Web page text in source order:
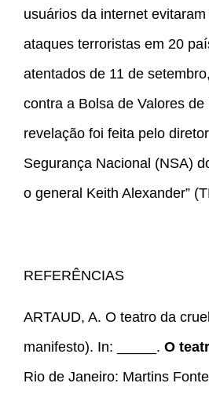
usuários da internet
ataques terroristas em 20
atentados de 11 de
contra a Bolsa de Valores de
revelação foi feita pelo
Segurança Nacional (NSA)
o general Keith Alexander”
REFERÊNCIAS
ARTAUD, A. O teatro da
manifesto). In: _____. O
Rio de Janeiro: Martins